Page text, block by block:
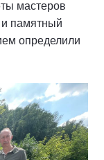
мастеров
и памятный
определили